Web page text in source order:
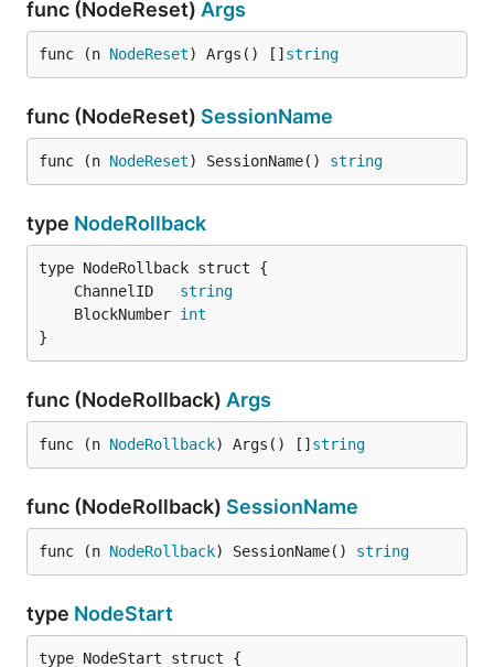
func (NodeReset) Args
func (n NodeReset) Args() [] string
func (NodeReset) SessionName
func (n NodeReset) SessionName() string
type NodeRollback
	ChannelID
string
	BlockNumber
int
}
func (NodeRollback) Args
func (n NodeRollback) Args() [] string
func (NodeRollback) SessionName
func (n NodeRollback) SessionName() string
type NodeStart